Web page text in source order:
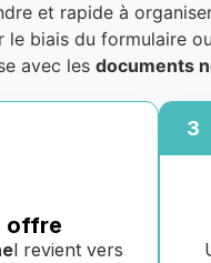
et rapide à
le biais du formulaire
avec les documents
offre
l revient vers
3